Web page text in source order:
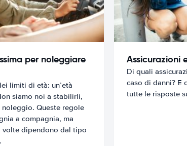
per noleggiare
limiti di età: un’età
siamo noi a stabilirli,
Queste regole
a compagnia, ma
volte dipendono dal tipo
Assicurazioni
Di quali
caso di danni? E
tutte le risposte